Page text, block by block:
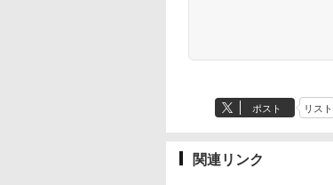
ポスト リスト
関連リンク